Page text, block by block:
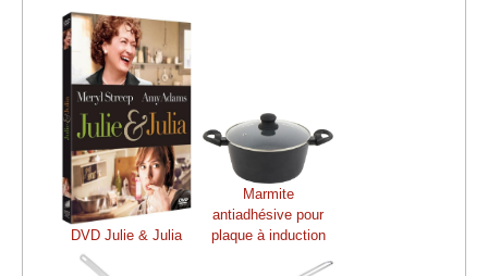
DVD Julie & Julia
Marmite
antiadhésive pour
plaque à induction